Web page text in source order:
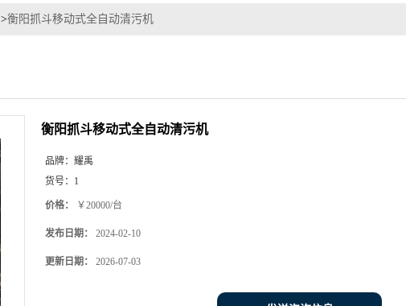
>衡阳抓斗移动式全自动清污机
衡阳抓斗移动式全自动清污机
品牌： 耀禹
货号： 1
价格： ￥20000/台
发布日期： 2024-02-10
更新日期： 2026-07-03